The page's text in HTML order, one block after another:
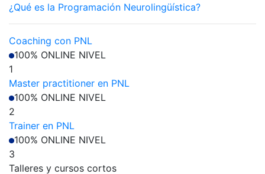
¿Qué es la Programación Neurolingüística?
Coaching con PNL
100% ONLINE NIVEL
1
Master practitioner en PNL
100% ONLINE NIVEL
2
Trainer en PNL
100% ONLINE NIVEL
3
Talleres y cursos cortos